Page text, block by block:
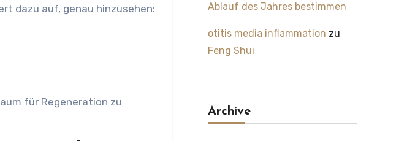
dazu auf, genau hinzusehen:
für Regeneration zu
Ablauf des Jahres bestimmen
otitis media inflammation zu
Feng Shui
Archive